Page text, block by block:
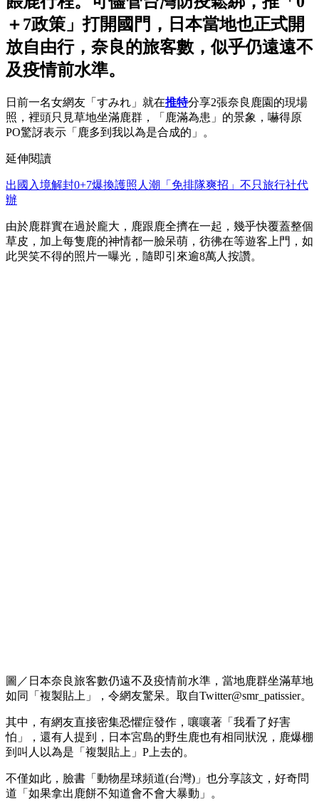
＋7政策」打開國門，日本當地也正式開
放自由行，奈良的旅客數，似乎仍遠遠不
及疫情前水準。
日前一名女網友「すみれ」就在推特分享2張奈良鹿園的現場
照，裡頭只見草地坐滿鹿群，「鹿滿為患」的景象，嚇得原
PO驚訝表示「鹿多到我以為是合成的」。
延伸閱讀
出國入境解封0+7爆換護照人潮「免排隊爽招」不只旅行社代
辦
由於鹿群實在過於龐大，鹿跟鹿全擠在一起，幾乎快覆蓋整個
草皮，加上每隻鹿的神情都一臉呆萌，彷彿在等遊客上門，如
此哭笑不得的照片一曝光，隨即引來逾8萬人按讚。
圖／日本奈良旅客數仍遠不及疫情前水準，當地鹿群坐滿草地
如同「複製貼上」，令網友驚呆。取自Twitter@smr_patissier。
其中，有網友直接密集恐懼症發作，嚷嚷著「我看了好害
怕」，還有人提到，日本宮島的野生鹿也有相同狀況，鹿爆棚
到叫人以為是「複製貼上」P上去的。
不僅如此，臉書「動物星球頻道(台灣)」也分享該文，好奇問
道「如果拿出鹿餅不知道會不會大暴動」。